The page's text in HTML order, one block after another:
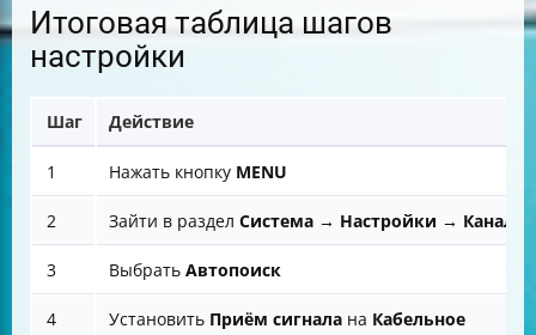
Итоговая таблица шагов
настройки
Шаг Действие
1 Нажать кнопку MENU
2 Зайти в раздел Система → Настройки → Канал
3 Выбрать Автопоиск
4 Установить Приём сигнала на Кабельное